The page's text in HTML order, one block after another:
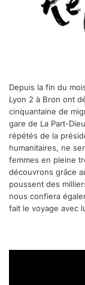
Depuis la fin du
Lyon 2 à Bron ont
cinquantaine de
gare de La Part-
répétés de la
humanitaires, ne
femmes en pleine
découvrons grâce
poussent des
nous confiera
fait le voyage avec